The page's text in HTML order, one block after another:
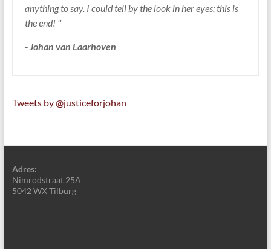
anything to say. I could tell by the look in her eyes; this is
the end! ''
- Johan van Laarhoven
Tweets by @justiceforjohan
Adres:
Nimrodstraat 25A
5042 WX Tilburg